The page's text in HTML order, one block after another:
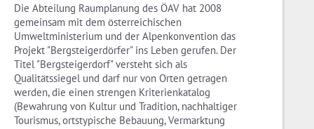
Die Abteilung Raumplanung des ÖAV hat 2008
gemeinsam mit dem österreichischen
Umweltministerium und der Alpenkonvention das
Projekt "Bergsteigerdörfer" ins Leben gerufen. Der
Titel "Bergsteigerdorf" versteht sich als
Qualitätssiegel und darf nur von Orten getragen
werden, die einen strengen Kriterienkatalog
(Bewahrung von Kultur und Tradition, nachhaltiger
Tourismus, ortstypische Bebauung, Vermarktung